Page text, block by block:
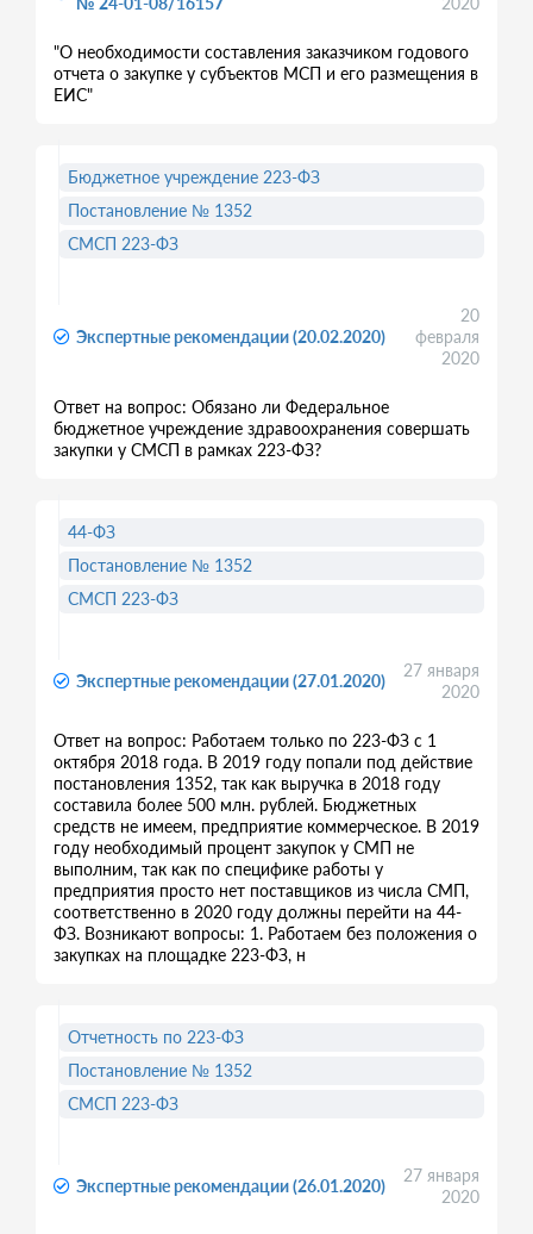
"О необходимости составления заказчиком годового
отчета о закупке у субъектов МСП и его размещения в
ЕИС"
Экспертные рекомендации (20.02.2020)
20
февраля
2020
Ответ на вопрос: Обязано ли Федеральное
бюджетное учреждение здравоохранения совершать
закупки у СМСП в рамках 223-ФЗ?
Бюджетное учреждение 223-ФЗ
Постановление № 1352
СМСП 223-ФЗ
Экспертные рекомендации (27.01.2020)
27 января
2020
Ответ на вопрос: Работаем только по 223-ФЗ с 1
октября 2018 года. В 2019 году попали под действие
постановления 1352, так как выручка в 2018 году
составила более 500 млн. рублей. Бюджетных
средств не имеем, предприятие коммерческое. В 2019
году необходимый процент закупок у СМП не
выполним, так как по специфике работы у
предприятия просто нет поставщиков из числа СМП,
соответственно в 2020 году должны перейти на 44-
ФЗ. Возникают вопросы: 1. Работаем без положения о
закупках на площадке 223-ФЗ, н
44-ФЗ
Постановление № 1352
СМСП 223-ФЗ
Экспертные рекомендации (26.01.2020)
27 января
2020
Отчетность по 223-ФЗ
Постановление № 1352
СМСП 223-ФЗ